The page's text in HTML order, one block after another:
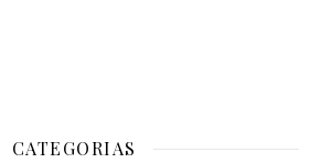
CATEGORIAS